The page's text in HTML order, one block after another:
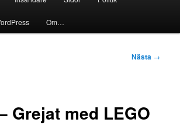
Om…
Nästa →
Grejat med LEGO